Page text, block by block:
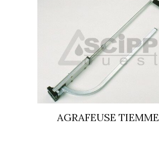
AGRAFEUSE TIEMME